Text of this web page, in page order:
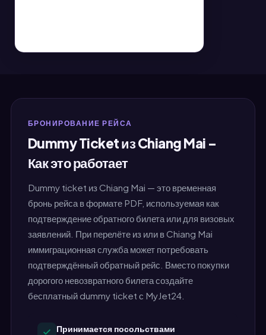
БРОНИРОВАНИЕ РЕЙСА
Dummy Ticket из Chiang Mai –
Как это работает
Dummy ticket из Chiang Mai — это временная
бронь рейса в формате PDF, используемая как
подтверждение обратного билета или для визовых
заявлений. При перелёте из или в Chiang Mai
иммиграционная служба может потребовать
подтверждённый обратный рейс. Вместо покупки
дорогого невозвратного билета создайте
бесплатный dummy ticket с MyJet24.
Принимается посольствами